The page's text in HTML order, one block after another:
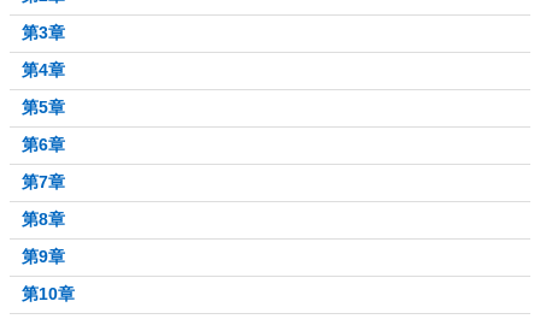
第3章
第4章
第5章
第6章
第7章
第8章
第9章
第10章